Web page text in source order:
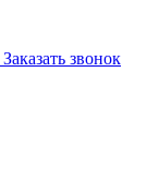
Заказать звонок